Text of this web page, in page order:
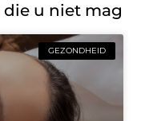
die u niet mag
GEZONDHEID